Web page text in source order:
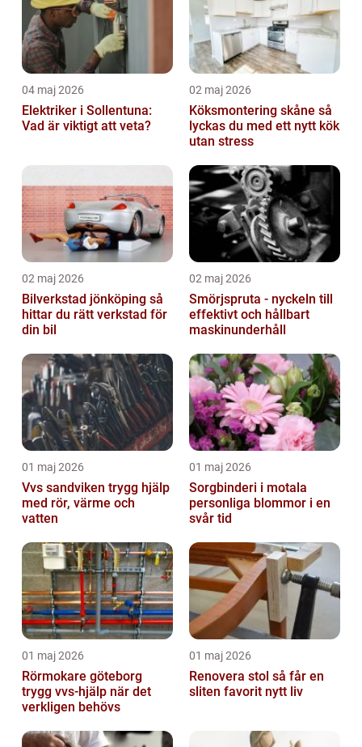
04 maj 2026
Elektriker i Sollentuna:
Vad är viktigt att veta?
02 maj 2026
Köksmontering skåne så
lyckas du med ett nytt kök
utan stress
02 maj 2026
Bilverkstad jönköping så
hittar du rätt verkstad för
din bil
02 maj 2026
Smörjspruta - nyckeln till
effektivt och hållbart
maskinunderhåll
01 maj 2026
Vvs sandviken trygg hjälp
med rör, värme och
vatten
01 maj 2026
Sorgbinderi i motala
personliga blommor i en
svår tid
01 maj 2026
Rörmokare göteborg
trygg vvs-hjälp när det
verkligen behövs
01 maj 2026
Renovera stol så får en
sliten favorit nytt liv